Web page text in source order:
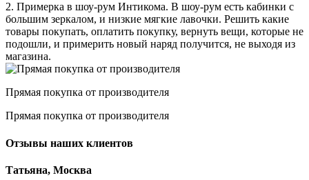
2. Примерка в шоу-рум Интикома. В шоу-рум есть кабинки с
большим зеркалом, и низкие мягкие лавочки. Решить какие
товары покупать, оплатить покупку, вернуть вещи, которые не
подошли, и примерить новый наряд получится, не выходя из
магазина.
Прямая покупка от производителя
Прямая покупка от производителя
Отзывы наших клиентов
Татьяна, Москва